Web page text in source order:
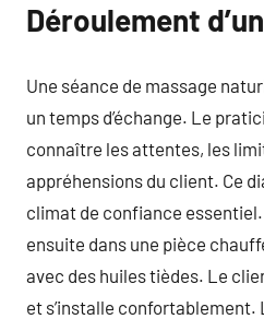
Déroulement
Une séance de massage
un temps d’échange. Le
connaître les attentes, les
appréhensions du client. Ce
climat de confiance
ensuite dans une pièce
avec des huiles tièdes. Le
et s’installe